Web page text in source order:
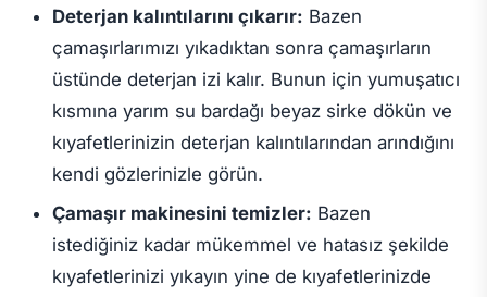
Deterjan kalıntılarını çıkarır: Bazen
çamaşırlarımızı yıkadıktan sonra çamaşırların
üstünde deterjan izi kalır. Bunun için yumuşatıcı
kısmına yarım su bardağı beyaz sirke dökün ve
kıyafetlerinizin deterjan kalıntılarından arındığını
kendi gözlerinizle görün.
Çamaşır makinesini temizler: Bazen
istediğiniz kadar mükemmel ve hatasız şekilde
kıyafetlerinizi yıkayın yine de kıyafetlerinizde